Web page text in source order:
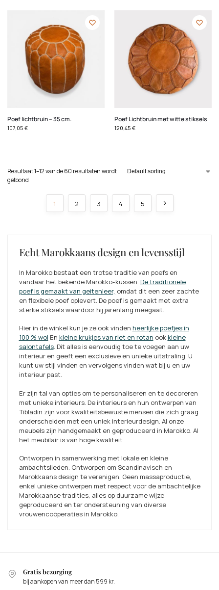
Poef lichtbruin – 35 cm.
107,05 €
Poef Lichtbruin met witte stiksels
120,45 €
Resultaat 1–12 van de 60 resultaten wordt
getoond
1 2 3 4 5
Echt Marokkaans design en levensstijl
In Marokko bestaat een trotse traditie van poefs en
vandaar het bekende Marokko-kussen. De traditionele
poef is gemaakt van geitenleer, omdat dit een zeer zachte
en flexibele poef oplevert. De poef is gemaakt met extra
sterke stiksels waardoor hij jarenlang meegaat.
Hier in de winkel kun je ze ook vinden heerlijke poefjes in
100 % wol En kleine krukjes van riet en rotan ookkleine
salontafels. Dit alles is eenvoudig toe te voegen aan uw
interieur en geeft een exclusieve en unieke uitstraling. U
kunt uw stijl vinden en vervolgens vinden wat bij u en uw
interieur past.
Er zijn tal van opties om te personaliseren en te decoreren
met unieke interieurs. De interieurs en hun ontwerpen van
Tibladin zijn voor kwaliteitsbewuste mensen die zich graag
onderscheiden met een uniek interieurdesign. Al onze
meubels zijn handgemaakt en geproduceerd in Marokko. Al
het meubilair is van hoge kwaliteit.
Ontworpen in samenwerking met lokale en kleine
ambachtslieden. Ontworpen om Scandinavisch en
Marokkaans design te verenigen. Geen massaproductie,
enkel unieke ontwerpen met respect voor de ambachtelijke
Marokkaanse tradities, alles op duurzame wijze
geproduceerd en ter ondersteuning van diverse
vrouwencoöperaties in Marokko.
Gratis bezorging
bij aankopen van meer dan 599 kr.